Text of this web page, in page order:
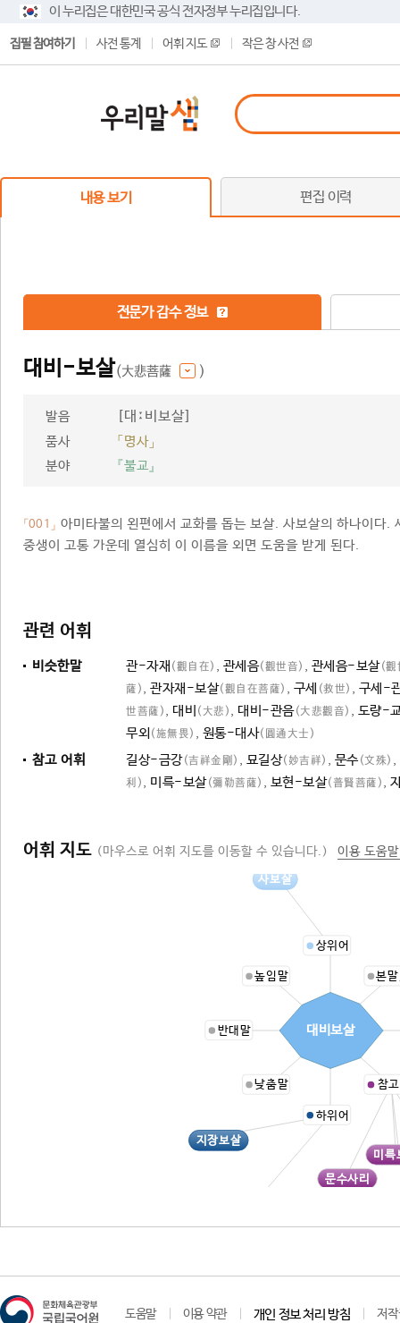
이 누리집은 대한민국 공식 전자정부 누리집입니다.
집필 참여하기 사전 통계 어휘 지도 작은 창 사전
내용 보기 편집 이력
전문가 감수 정보
대비-보살(大悲菩薩 )
발음 [대ː비보살]
품사
「명사」
분야
『불교』
「001」 아미타불의 왼편에서 교화를 돕는 보살. 사보살의 하나이다.
중생이 고통 가운데 열심히 이 이름을 외면 도움을 받게 된다.
관련 어휘
비슷한말 관-자재 (觀自在) , 관세음(觀世音) , 관세음-보살(觀
薩) , 관자재-보살(觀自在菩薩) , 구세 (救世) , 구세-
世菩薩) , 대비 (大悲) , 대비-관음(大悲觀音) , 도량-
무외 (施無畏) , 원통-대사(圓通大士)
참고 어휘 길상-금강(吉祥金剛) , 묘길상(妙吉祥) , 문수 (文殊) ,
利) , 미륵-보살(彌勒菩薩) , 보현-보살(普賢菩薩) ,
어휘 지도 (마우스로 어휘 지도를 이동할 수 있습니다.) 이용 도움
사보살
상위어
본
문수사리
미륵
참
지장보살
하위어
낮춤말
반대말
높임말
대비보살
도움말 이용 약관 개인 정보 처리 방침 저